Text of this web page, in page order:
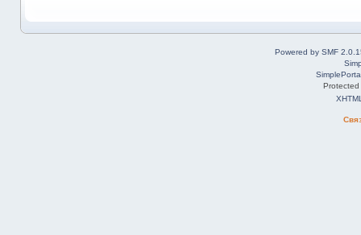
Powered by SMF